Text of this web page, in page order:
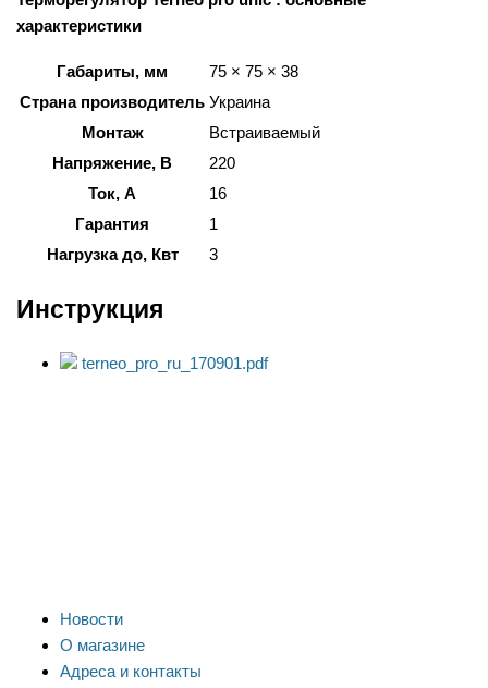
характеристики
Габариты, мм
75 × 75 × 38
Страна производитель Украина
Монтаж
Встраиваемый
Напряжение, В
220
Ток, А
16
Гарантия
1
Нагрузка до, Квт
3
Инструкция
terneo_pro_ru_170901.pdf
Новости
О магазине
Адреса и контакты